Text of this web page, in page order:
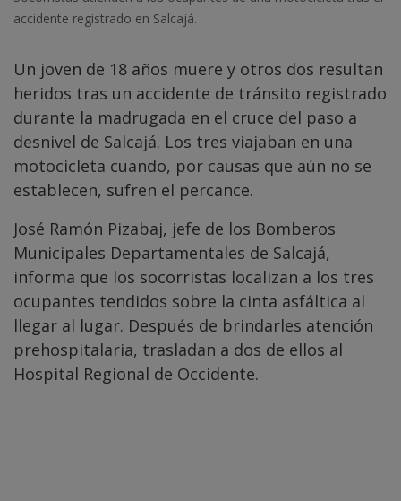
accidente registrado en Salcajá.
Un joven de 18 años muere y otros dos resultan
heridos tras un accidente de tránsito registrado
durante la madrugada en el cruce del paso a
desnivel de Salcajá. Los tres viajaban en una
motocicleta cuando, por causas que aún no se
establecen, sufren el percance.
José Ramón Pizabaj, jefe de los Bomberos
Municipales Departamentales de Salcajá,
informa que los socorristas localizan a los tres
ocupantes tendidos sobre la cinta asfáltica al
llegar al lugar. Después de brindarles atención
prehospitalaria, trasladan a dos de ellos al
Hospital Regional de Occidente.